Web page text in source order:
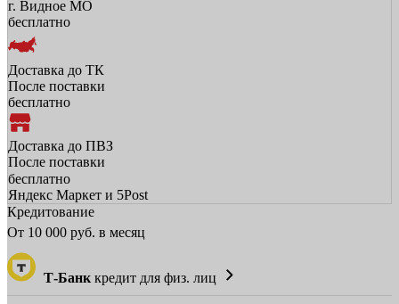
г. Видное МО
бесплатно
Доставка до ТК
После поставки
бесплатно
Доставка до ПВЗ
После поставки
бесплатно
Яндекс Маркет и 5Post
Кредитование
От 10 000 руб. в месяц
Т-Банк кредит для физ. лиц